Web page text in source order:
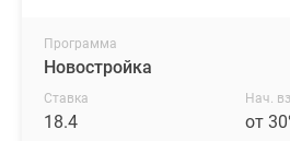
Программа
Новостройка
Ставка
18.4
Нач.
от